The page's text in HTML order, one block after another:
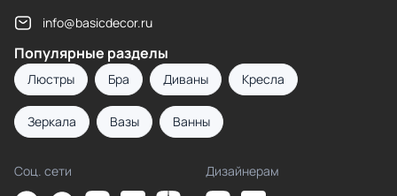
info@basicdecor.ru
Популярные разделы
Люстры Бра Диваны Кресла
Зеркала Вазы Ванны
Соц. сети Дизайнерам